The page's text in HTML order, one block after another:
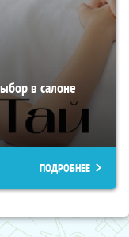
в салоне
ПОДРОБНЕЕ